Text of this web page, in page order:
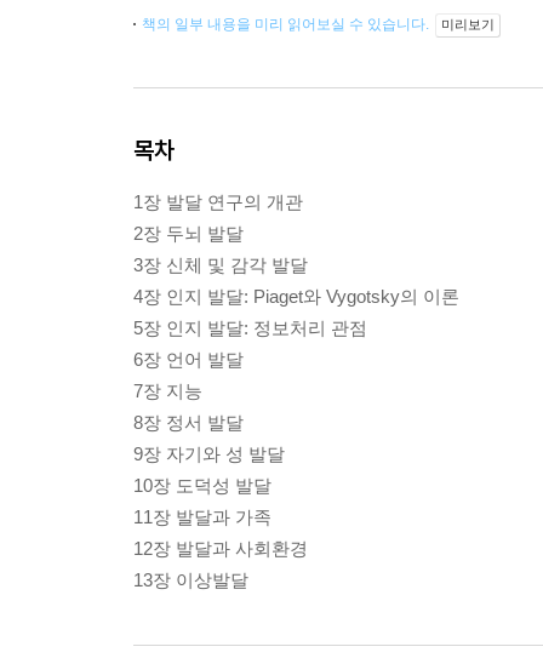
책의 일부 내용을 미리 읽어보실 수 있습니다. 미리보기
목차
1장 발달 연구의 개관
2장 두뇌 발달
3장 신체 및 감각 발달
4장 인지 발달: Piaget와 Vygotsky의 이론
5장 인지 발달: 정보처리 관점
6장 언어 발달
7장 지능
8장 정서 발달
9장 자기와 성 발달
10장 도덕성 발달
11장 발달과 가족
12장 발달과 사회환경
13장 이상발달